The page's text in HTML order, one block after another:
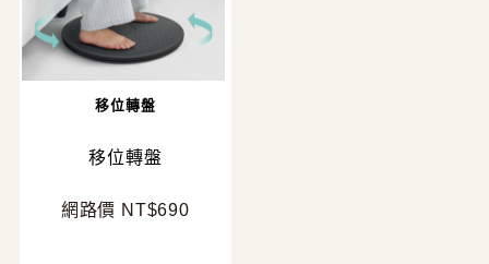
移位轉盤
移位轉盤
網路價 NT$690